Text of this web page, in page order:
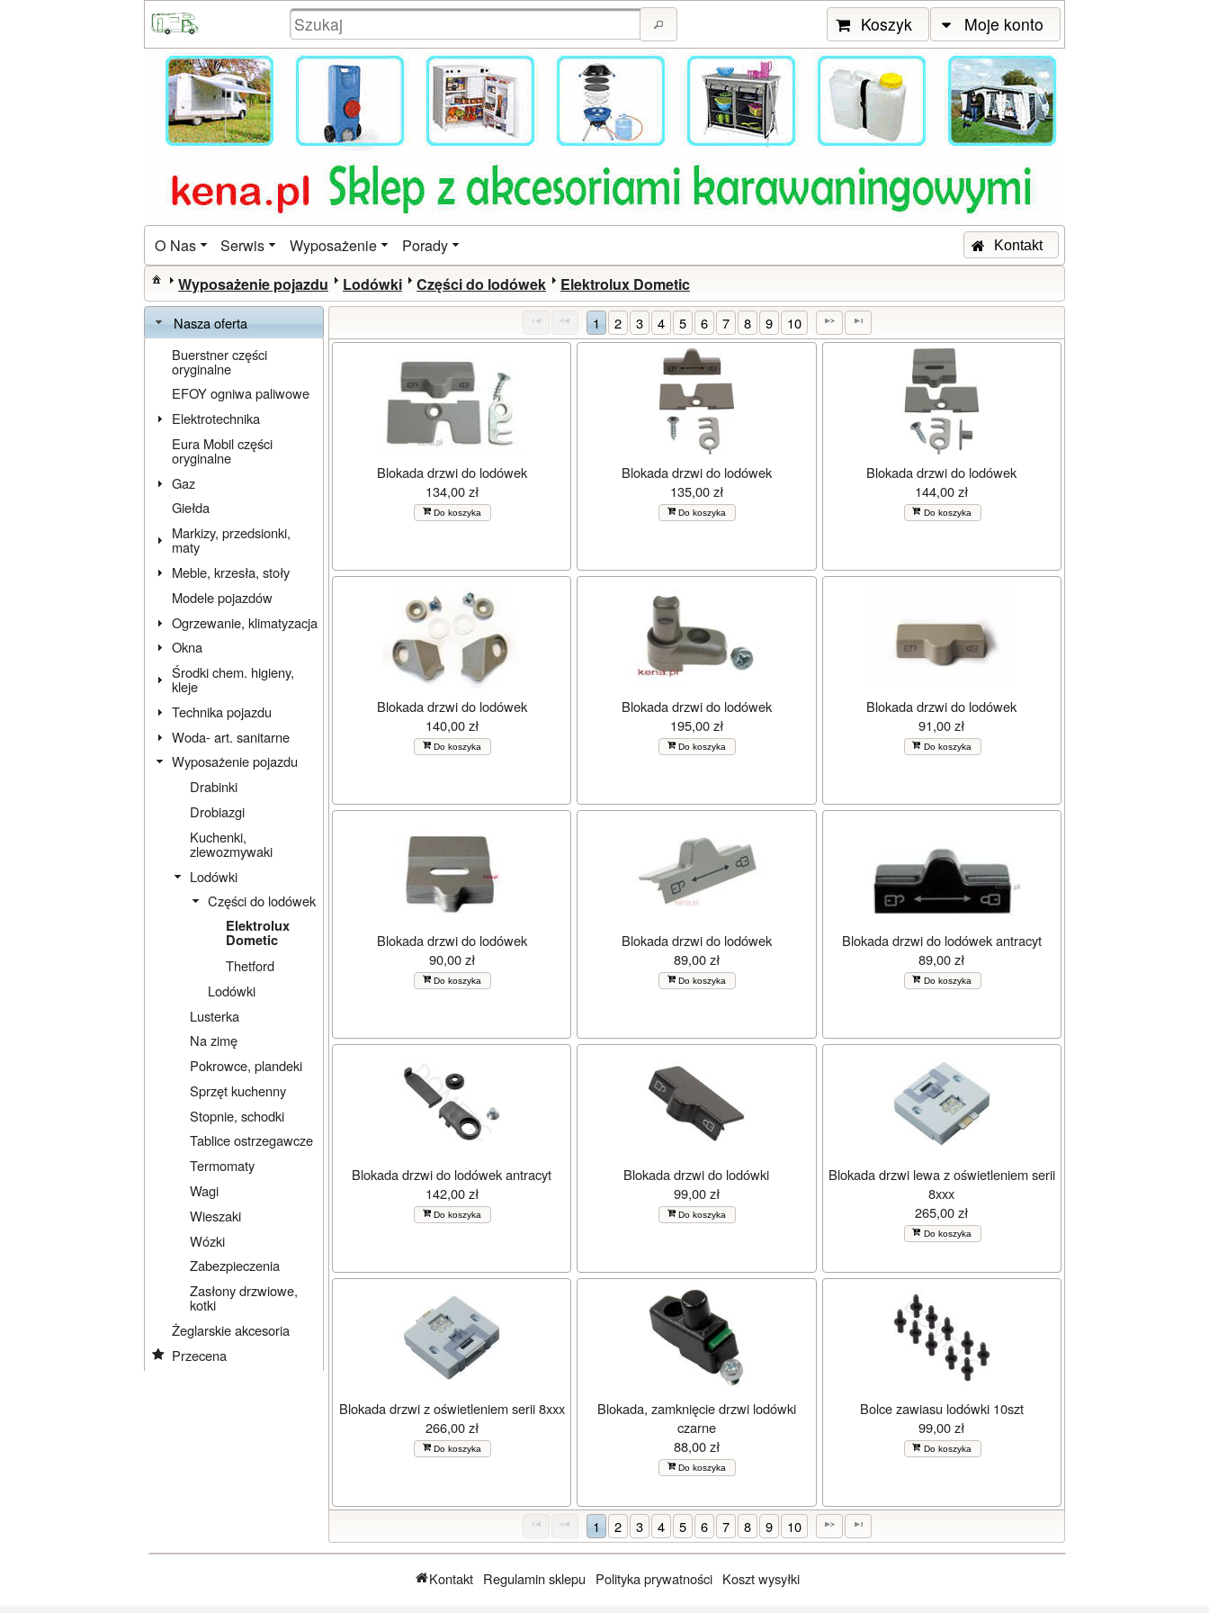
Koszyk Moje konto
O Nas Serwis Wyposażenie Porady Kontakt
Wyposażenie pojazdu Lodówki Części do lodówek Elektrolux Dometic
Nasza oferta
Buerstner części
oryginalne
EFOY ogniwa paliwowe
Elektrotechnika
Eura Mobil części
oryginalne
Gaz
Giełda
Markizy, przedsionki,
maty
Meble, krzesła, stoły
Modele pojazdów
Ogrzewanie, klimatyzacja
Okna
Środki chem. higieny,
kleje
Technika pojazdu
Woda- art. sanitarne
Wyposażenie pojazdu
Drabinki
Drobiazgi
Kuchenki,
zlewozmywaki
Lodówki
Części do lodówek
Elektrolux
Dometic
Thetford
Lodówki
Lusterka
Na zimę
Pokrowce, plandeki
Sprzęt kuchenny
Stopnie, schodki
Tablice ostrzegawcze
Termomaty
Wagi
Wieszaki
Wózki
Zabezpieczenia
Zasłony drzwiowe,
kotki
Żeglarskie akcesoria
Przecena
1 2 3 4 5 6 7 8 9 10
Blokada drzwi do lodówek
134,00 zł
Do koszyka
Blokada drzwi do lodówek
135,00 zł
Do koszyka
Blokada drzwi do lodówek
144,00 zł
Do koszyka
Blokada drzwi do lodówek
140,00 zł
Do koszyka
Blokada drzwi do lodówek
195,00 zł
Do koszyka
Blokada drzwi do lodówek
91,00 zł
Do koszyka
Blokada drzwi do lodówek
90,00 zł
Do koszyka
Blokada drzwi do lodówek
89,00 zł
Do koszyka
Blokada drzwi do lodówek antracyt
89,00 zł
Do koszyka
Blokada drzwi do lodówek antracyt
142,00 zł
Do koszyka
Blokada drzwi do lodówki
99,00 zł
Do koszyka
Blokada drzwi lewa z oświetleniem serii
8xxx
265,00 zł
Do koszyka
Blokada drzwi z oświetleniem serii 8xxx
266,00 zł
Do koszyka
Blokada, zamknięcie drzwi lodówki
czarne
88,00 zł
Do koszyka
Bolce zawiasu lodówki 10szt
99,00 zł
Do koszyka
1 2 3 4 5 6 7 8 9 10
Kontakt Regulamin sklepu Polityka prywatności Koszt wysyłki